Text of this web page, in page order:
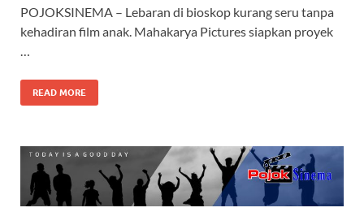
POJOKSINEMA – Lebaran di bioskop kurang seru tanpa
kehadiran film anak. Mahakarya Pictures siapkan proyek
…
READ MORE